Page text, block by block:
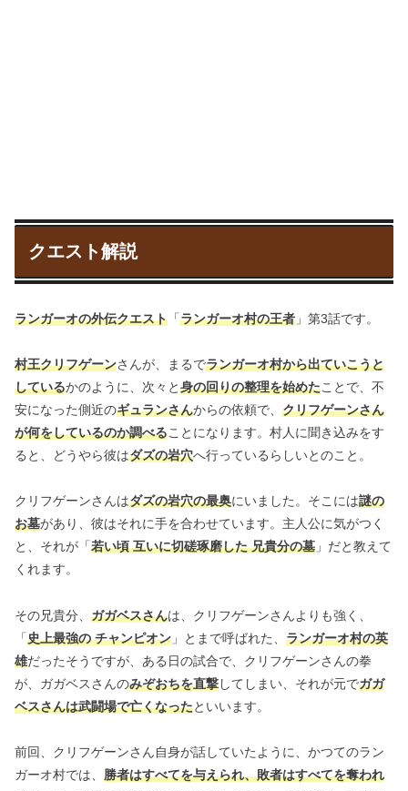
クエスト解説
ランガーオの外伝クエスト 「ランガーオ村の王者 」第3話です。
村王クリフゲーンさんが、まるでランガーオ村から出ていこうと
しているかのように、次々と身の回りの整理を始めたことで、不
安になった側近のギュランさんからの依頼で、 クリフゲーンさん
が何をしているのか調べることになります。村人に聞き込みをす
ると、どうやら彼はダズの岩穴へ行っているらしいとのこと。
クリフゲーンさんはダズの岩穴の最奥にいました。そこには謎の
お墓があり、彼はそれに手を合わせています。主人公に気がつく
と、それが「若い頃 互いに切磋琢磨した 兄貴分の墓 」だと教えて
くれます。
その兄貴分、 ガガベスさんは、クリフゲーンさんよりも強く、
「史上最強の チャンピオン 」とまで呼ばれた、 ランガーオ村の英
雄だったそうですが、ある日の試合で、クリフゲーンさんの拳
が、ガガベスさんのみぞおちを直撃してしまい、それが元でガガ
ベスさんは武闘場で亡くなったといいます。
前回、クリフゲーンさん自身が話していたように、かつてのラン
ガーオ村では、 勝者はすべてを与えられ、敗者はすべてを奪われ